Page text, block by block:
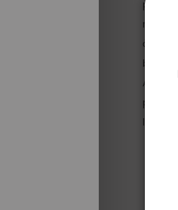
plaisir
mais
à de
Au
place